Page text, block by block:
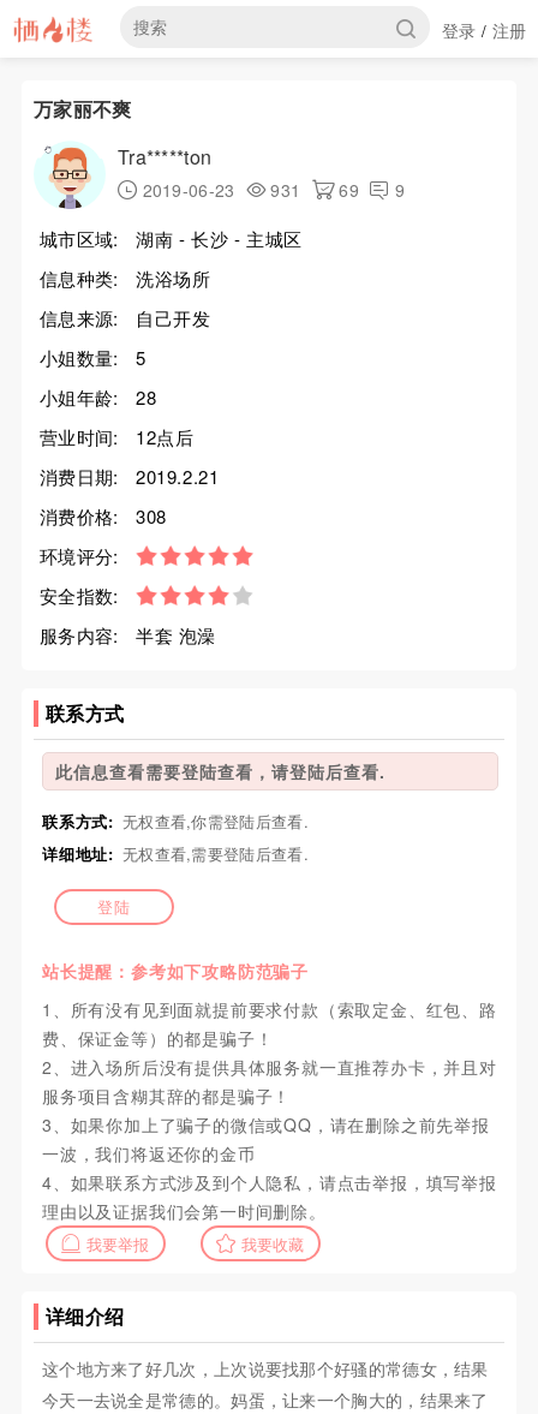
登录 / 注册
万家丽不爽
Tra*****ton
2019-06-23 931 69 9
城市区域:
湖南 - 长沙 - 主城区
信息种类:
洗浴场所
信息来源:
自己开发
小姐数量:
5
小姐年龄:
28
营业时间:
12点后
消费日期:
2019.2.21
消费价格:
308
环境评分:
安全指数:
服务内容:
半套 泡澡
联系方式
此信息查看需要登陆查看，请登陆后查看.
联系方式: 无权查看,你需登陆后查看.
详细地址: 无权查看,需要登陆后查看.
登陆
站长提醒：参考如下攻略防范骗子
1、所有没有见到面就提前要求付款（索取定金、红包、路
费、保证金等）的都是骗子！
2、进入场所后没有提供具体服务就一直推荐办卡，并且对
服务项目含糊其辞的都是骗子！
3、如果你加上了骗子的微信或QQ，请在删除之前先举报
一波，我们将返还你的金币
4、如果联系方式涉及到个人隐私，请点击举报，填写举报
理由以及证据我们会第一时间删除。
我要举报 我要收藏
详细介绍
这个地方来了好几次，上次说要找那个好骚的常德女，结果
今天一去说全是常德的。妈蛋，让来一个胸大的，结果来了